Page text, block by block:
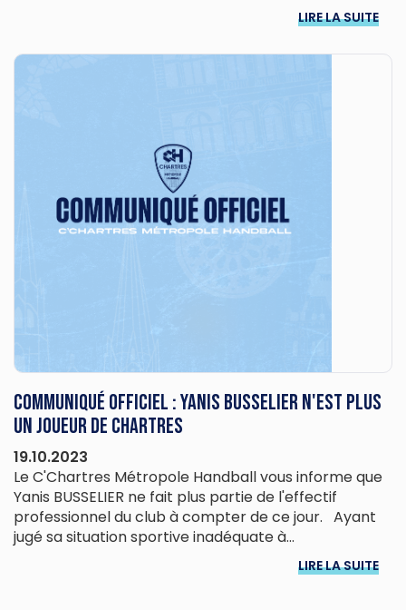
LIRE LA SUITE
Communiqué officiel : Yanis BUSSELIER n'est plus
un joueur de Chartres
19.10.2023
Le C'Chartres Métropole Handball vous informe que
Yanis BUSSELIER ne fait plus partie de l'effectif
professionnel du club à compter de ce jour. Ayant
jugé sa situation sportive inadéquate à...
LIRE LA SUITE